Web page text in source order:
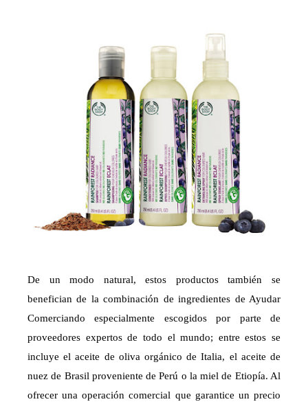
De un modo natural, estos productos también se
benefician de la combinación de ingredientes de Ayudar
Comerciando especialmente escogidos por parte de
proveedores expertos de todo el mundo; entre estos se
incluye el aceite de oliva orgánico de Italia, el aceite de
nuez de Brasil proveniente de Perú o la miel de Etiopía. Al
ofrecer una operación comercial que garantice un precio